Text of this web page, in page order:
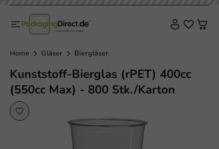
Home Gläser Biergläser
Kunststoff-Bierglas (rPET) 400cc
(550cc Max) - 800 Stk./Karton